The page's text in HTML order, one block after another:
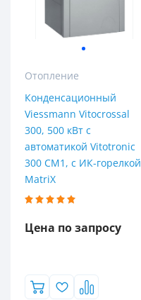
Отопление
Конденсационный
Viessmann Vitocrossal
300, 500 кВт с
автоматикой Vitotronic
300 CM1, с ИК-горелкой
MatriX
Цена по запросу